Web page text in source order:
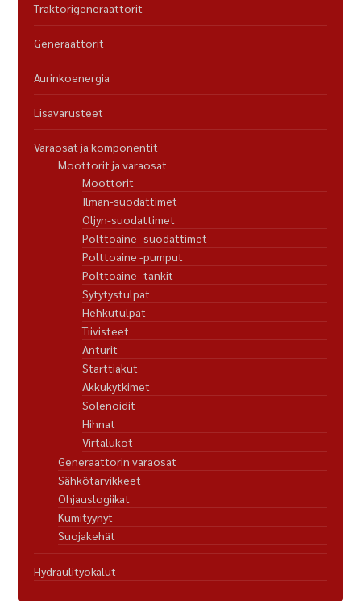
Traktorigeneraattorit
Generaattorit
Aurinkoenergia
Lisävarusteet
Varaosat ja komponentit
Moottorit ja varaosat
Moottorit
Ilman-suodattimet
Öljyn-suodattimet
Polttoaine -suodattimet
Polttoaine -pumput
Polttoaine -tankit
Sytytystulpat
Hehkutulpat
Tiivisteet
Anturit
Starttiakut
Akkukytkimet
Solenoidit
Hihnat
Virtalukot
Generaattorin varaosat
Sähkötarvikkeet
Ohjauslogiikat
Kumityynyt
Suojakehät
Hydraulityökalut